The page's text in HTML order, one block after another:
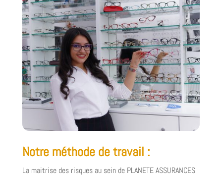
Notre méthode de travail :
La maitrise des risques au sein de PLANETE ASSURANCES